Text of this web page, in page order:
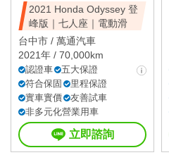
2021 Honda Odyssey 登
峰版｜七人座｜電動滑
台中市 / 萬通汽車
2021年 / 70,000km
認證車
五大保證
符合保固
里程保證
實車實價
友善試車
非多元化營業用車
立即諮詢